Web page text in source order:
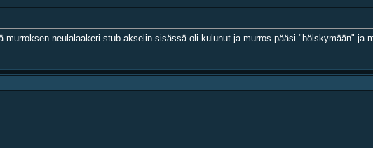
neulalaakeri stub-akselin sisässä oli kulunut ja murros pääsi "hölskymään" ja